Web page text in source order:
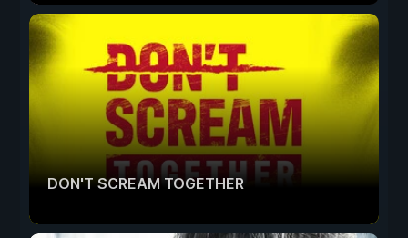
DON'T SCREAM TOGETHER